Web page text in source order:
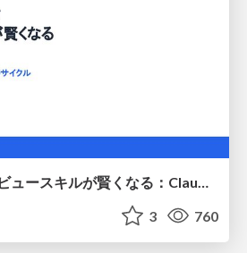
3 760